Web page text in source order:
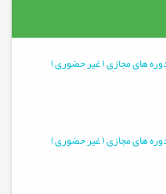
زمانبندی دوره های مجازی ( غیر حضوری)
زمانبندی دوره های مجازی ( غیر حضوری)